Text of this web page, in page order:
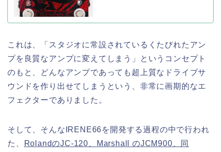
これは、「スタジオに常設されているくたびれたアン
プを良質なアンプに変えてしまう」というコンセプト
のもと、どんなアンプであっても超上質なドライブサ
ウンドを作り出せてしまうという、非常に画期的なエ
フェクターでありました。
そして、そんなIRENE66を開発する過程の中で行われ
た、
RolandのJC-120、Marshall のJCM900、同